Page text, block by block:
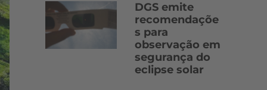
DGS emite
recomendaçõe
s para
observação em
segurança do
eclipse solar